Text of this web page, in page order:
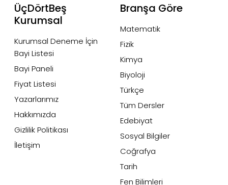
ÜçDörtBeş
Kurumsal
Kurumsal Deneme İçin
Bayi Listesi
Bayi Paneli
Fiyat Listesi
Yazarlarımız
Hakkımızda
Gizlilik Politikası
İletişim
Branşa Göre
Matematik
Fizik
Kimya
Biyoloji
Türkçe
Tüm Dersler
Edebiyat
Sosyal Bilgiler
Coğrafya
Tarih
Fen Bilimleri